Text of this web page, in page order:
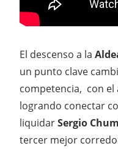
El descenso a la
un punto clave
competencia, con el
logrando conectar
liquidarSergio
tercer mejor